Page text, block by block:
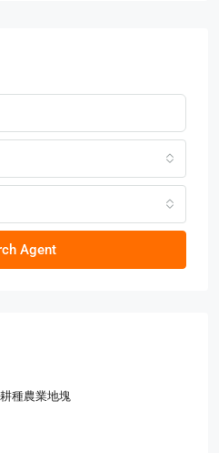
Agent
種農業地塊